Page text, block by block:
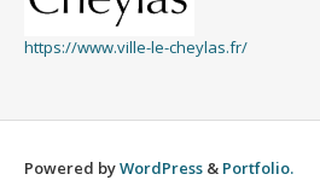
https://www.ville-le-cheylas.fr/
Powered byWordPress & Portfolio.